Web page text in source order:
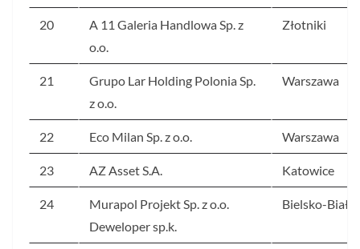
20
A 11 Galeria Handlowa Sp. z
o.o.
Złotniki
21
Grupo Lar Holding Polonia Sp.
z o.o.
Warszawa
22 Eco Milan Sp. z o.o. Warszawa
23 AZ Asset S.A. Katowice
24
Murapol Projekt Sp. z o.o.
Deweloper sp.k.
Bielsko-Biała